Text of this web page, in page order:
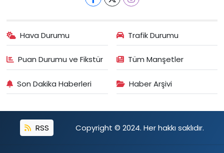
Hava Durumu Trafik Durumu
Puan Durumu ve Fikstür Tüm Manşetler
Son Dakika Haberleri Haber Arşivi
RSS Copyright © 2024. Her hakkı saklıdır.